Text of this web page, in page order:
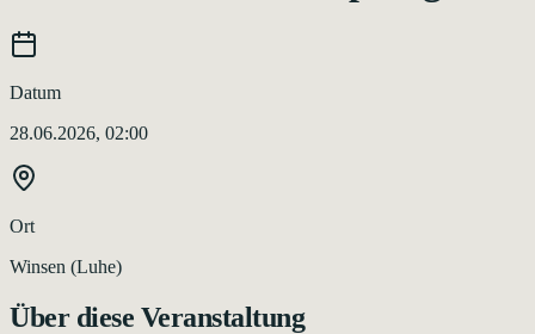
Datum
28.06.2026, 02:00
Ort
Winsen (Luhe)
Über diese Veranstaltung